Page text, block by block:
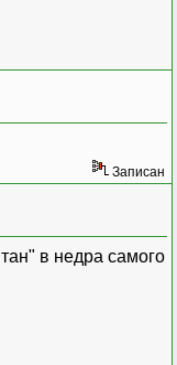
Записан
в недра самого